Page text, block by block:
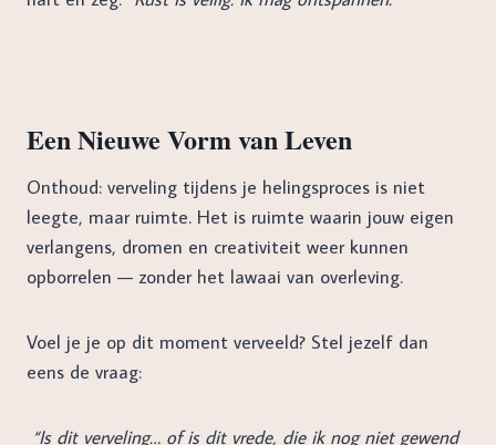
Een Nieuwe Vorm van Leven
Onthoud: verveling tijdens je helingsproces is niet
leegte, maar ruimte. Het is ruimte waarin jouw eigen
verlangens, dromen en creativiteit weer kunnen
opborrelen — zonder het lawaai van overleving.
Voel je je op dit moment verveeld? Stel jezelf dan
eens de vraag:
“Is dit verveling… of is dit vrede, die ik nog niet gewend